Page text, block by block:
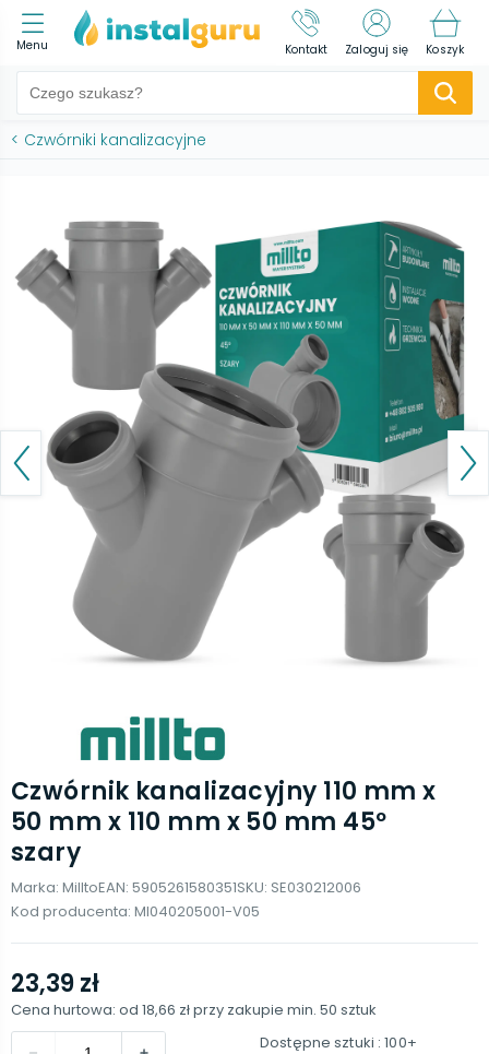
Menu Kontakt Zaloguj się Koszyk
< Czwórniki kanalizacyjne
Czwórnik kanalizacyjny 110 mm x
50 mm x 110 mm x 50 mm 45º
szary
Marka: MilltoEAN: 5905261580351SKU: SE030212006
Kod producenta: MI040205001-V05
23,39 zł
Cena hurtowa: od 18,66 złprzy zakupie min. 50 sztuk
Dostępne sztuki : 100+